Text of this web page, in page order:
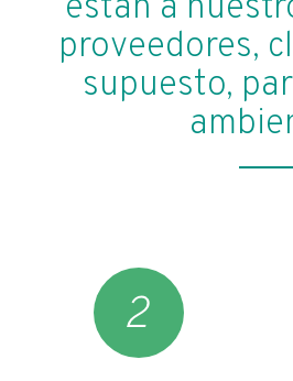
están a
proveedores,
supuesto,